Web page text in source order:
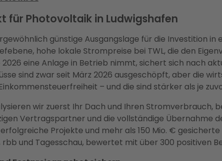
für Photovoltaik in Ludwigshafen
günstige Ausgangslage für die Investition
hohe lokale Strompreise bei TWL, die den
eine Anlage in Betrieb nimmt, sichert sich nach
sind zwar seit März 2026 ausgeschöpft, aber die
– und die sind stärker als je
wir zuerst Ihr Dach und Ihren Stromverbrauch,
Vertragspartner und die vollständige Übernahme
Projekte und mehr als 150 Mio. €
und Tagesschau, bewertet mit über 300 positiven